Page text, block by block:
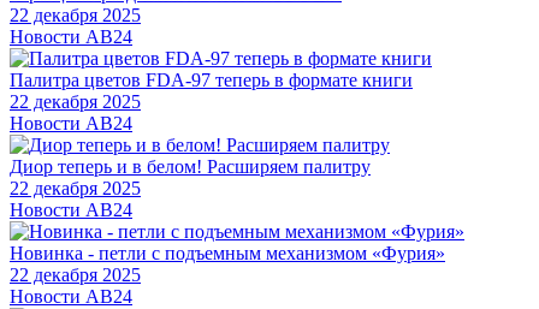
22 декабря 2025
Новости АВ24
Палитра цветов FDA-97 теперь в формате книги
22 декабря 2025
Новости АВ24
Диор теперь и в белом! Расширяем палитру
22 декабря 2025
Новости АВ24
Новинка - петли с подъемным механизмом «Фурия»
22 декабря 2025
Новости АВ24